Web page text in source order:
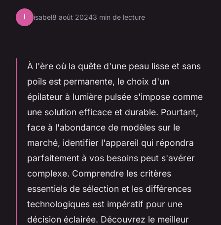
I isabel8 août 20243 min de lecture
À l'ère où la quête d'une peau lisse et sans
poils est permanente, le choix d'un
épilateur à lumière pulsée s'impose comme
une solution efficace et durable. Pourtant,
face à l'abondance de modèles sur le
marché, identifier l'appareil qui répondra
parfaitement à vos besoins peut s'avérer
complexe. Comprendre les critères
essentiels de sélection et les différences
technologiques est impératif pour une
décision éclairée. Découvrez le meilleur